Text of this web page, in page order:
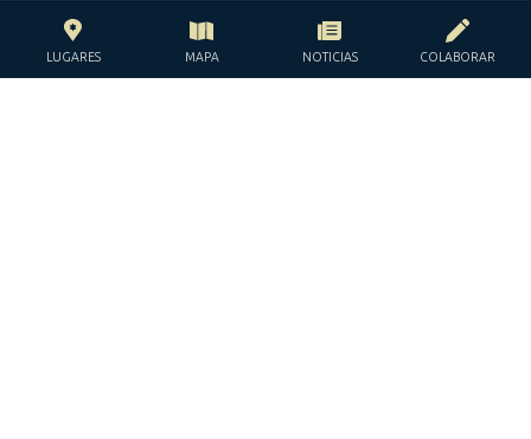
LUGARES MAPA NOTICIAS COLABORAR